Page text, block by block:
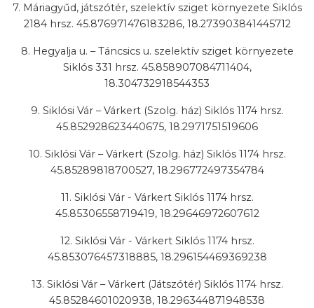
7. Máriagyűd, játszótér, szelektív sziget környezete Siklós
2184 hrsz. 45.876971476183286, 18.273903841445712
8. Hegyalja u. – Táncsics u. szelektív sziget környezete
Siklós 331 hrsz. 45.858907084711404,
18.304732918544353
9. Siklósi Vár – Várkert (Szolg. ház) Siklós 1174 hrsz.
45.852928623440675, 18.2971751519606
10. Siklósi Vár – Várkert (Szolg. ház) Siklós 1174 hrsz.
45.85289818700527, 18.296772497354784
11. Siklósi Vár - Várkert Siklós 1174 hrsz.
45.85306558719419, 18.29646972607612
12. Siklósi Vár - Várkert Siklós 1174 hrsz.
45.853076457318885, 18.296154469369238
13. Siklósi Vár – Várkert (Játszótér) Siklós 1174 hrsz.
45.85284601020938, 18.296344871948538